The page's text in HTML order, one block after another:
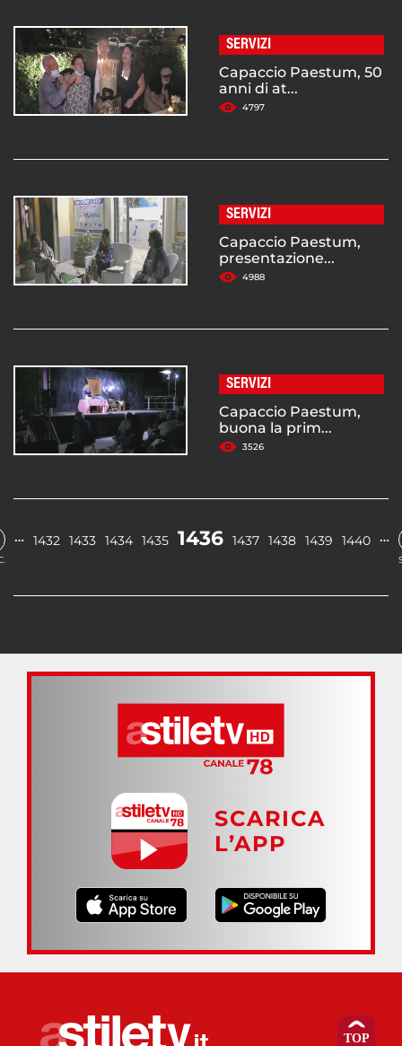
SERVIZI
Capaccio Paestum, 50
anni di at...
4797
SERVIZI
Capaccio Paestum,
presentazione...
4988
SERVIZI
Capaccio Paestum,
buona la prim...
3526
… 1432 1433 1434 1435 1436 1437 1438 1439 1440 …
SCARICA
L’APP